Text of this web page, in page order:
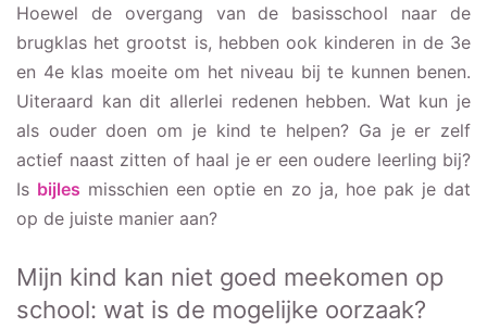
Hoewel de overgang van de basisschool naar de
brugklas het grootst is, hebben ook kinderen in de 3e
en 4e klas moeite om het niveau bij te kunnen benen.
Uiteraard kan dit allerlei redenen hebben. Wat kun je
als ouder doen om je kind te helpen? Ga je er zelf
actief naast zitten of haal je er een oudere leerling bij?
Is bijles misschien een optie en zo ja, hoe pak je dat
op de juiste manier aan?
Mijn kind kan niet goed meekomen op
school: wat is de mogelijke oorzaak?